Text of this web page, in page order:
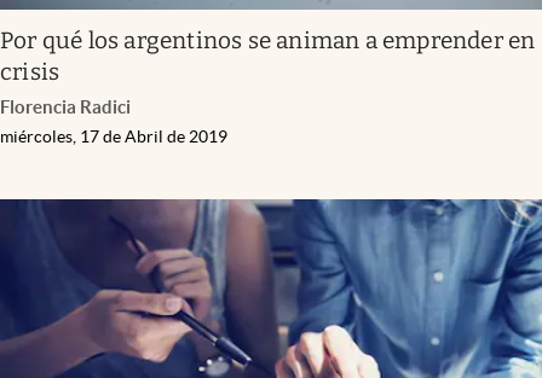
Por qué los argentinos se animan a emprender en
crisis
Florencia Radici
miércoles, 17 de Abril de 2019